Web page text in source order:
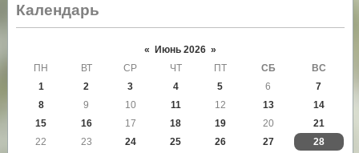
Календарь
« Июнь 2026 »
ПН
ВТ СР ЧТ ПТ СБ
ВС
1
2 3 4 5 6
7
8
9 10 11 12 13
14
15
16 17 18 19 20
21
22
23 24 25 26 27
28